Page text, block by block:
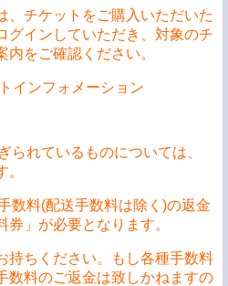
、チケットをご購入いただいた
グインしていただき、対象のチ
をご確認ください。
インフォメーション
られているものについては、
。
数料(配送手数料は除く)の返金
」が必要となります。
持ちください。もし各種手数料
数料のご返金は致しかねますの